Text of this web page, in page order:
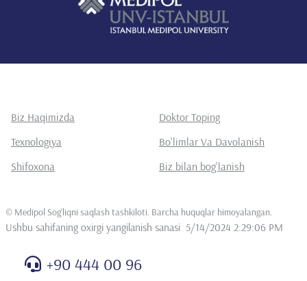
Biz Haqimizda
Doktor Toping
Texnologiya
Bo'limlar Va Davolanish
Shifoxona
Biz bilan bog'lanish
© Medipol Sog'liqni saqlash tashkiloti. Barcha huquqlar himoyalangan.
Ushbu sahifaning oxirgi yangilanish sanasi 5/14/2024 2:29:06 PM
+90 444 00 96